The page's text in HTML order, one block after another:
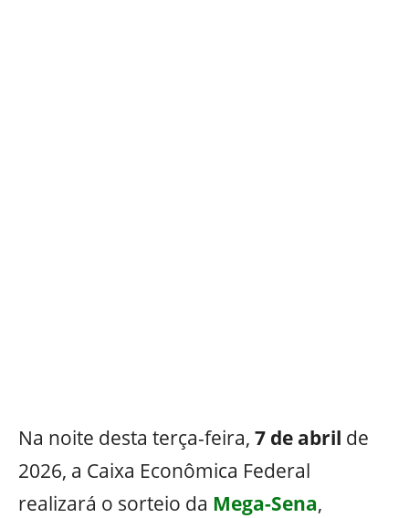
Na noite desta terça-feira, 7 de abril de
2026, a Caixa Econômica Federal
realizará o sorteio da Mega-Sena,